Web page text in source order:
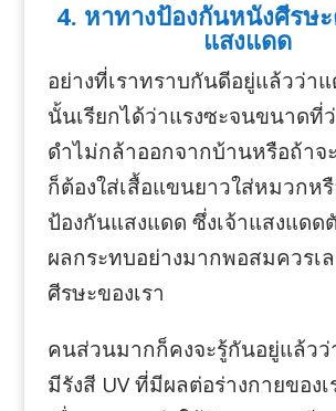
4. หาทางป้องกันหนังศีรษะ
แสงแดด
อย่างที่เราทราบกันดีอยู่แล้วว่า
นั้นเรียกได้ว่าแรงซะจนขนาดที่
ดำไม่กล้าออกจากบ้านหรือถ้าจ
ก็ต้องใส่เสื้อแขนยาวใส่หมวกห
ป้องกันแสงแดด ซึ่งเจ้าแสงแดด
ผลกระทบอย่างมากพอสมควรเ
ศีรษะของเรา
คนส่วนมากก็คงจะรู้กันอยู่แล้ว
มีรังสี UV ที่มีผลต่อร่างกายของ